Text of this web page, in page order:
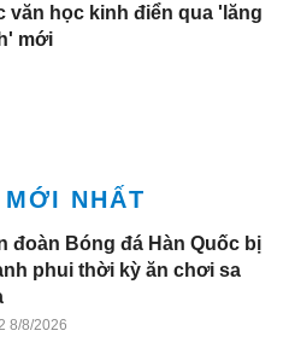
văn học kinh điển qua 'lăng
mới
NHẤT
đoàn Bóng đá Hàn Quốc bị
phui thời kỳ ăn chơi sa
8/8/2026